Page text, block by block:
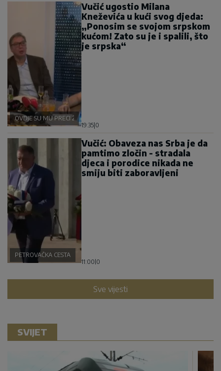
OVDJE SU MU PRECI ŽIVJELI
Vučić ugostio Milana
Kneževića u kući svog djeda:
„Ponosim se svojom srpskom
kućom! Zato su je i spalili, što
je srpska“
19:35|0
PETROVAČKA CESTA
Vučić: Obaveza nas Srba je da
pamtimo zločin - stradala
djeca i porodice nikada ne
smiju biti zaboravljeni
11:00|0
Sve vijesti
SVIJET